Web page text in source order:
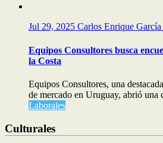
Jul 29, 2025 Carlos Enrique García
Equipos Consultores busca
la Costa
Equipos Consultores, una
de mercado en Uruguay, abrió una
Laborales
Culturales